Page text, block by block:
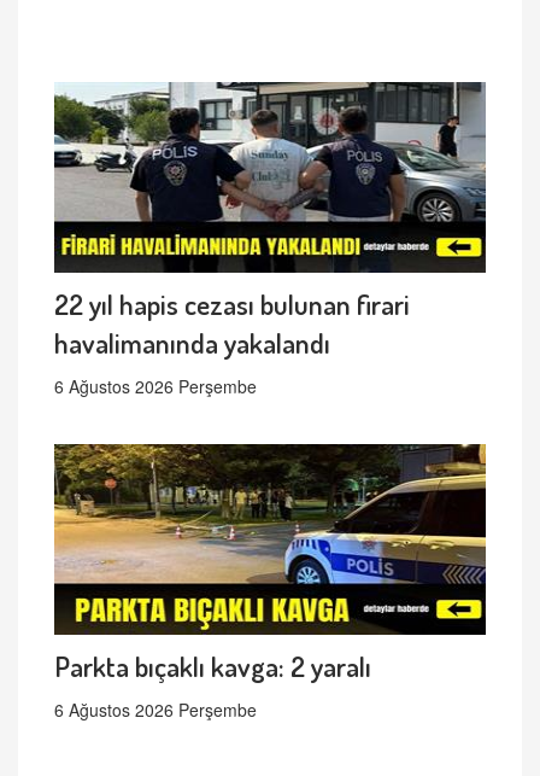
22 yıl hapis cezası bulunan firari
havalimanında yakalandı
6 Ağustos 2026 Perşembe
Parkta bıçaklı kavga: 2 yaralı
6 Ağustos 2026 Perşembe